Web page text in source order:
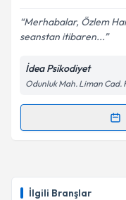
İlgili Branşlar
Kişisel
Metni'ni
kapsamda
Merhabalar, Özlem
seanstan itibaren...
İdea Psikodiyet
Odunluk Mah. Liman Cad.
Randevu